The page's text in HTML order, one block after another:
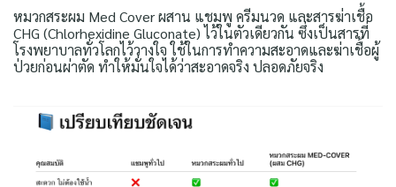
หมวกสระผม Med Cover ผสาน แชมพู ครีมนวด และสารฆ่าเชื้อ
CHG (Chlorhexidine Gluconate) ไว้ในตัวเดียวกัน ซึ่งเป็นสารที่
โรงพยาบาลทั่วโลกไว้วางใจ ใช้ในการทำความสะอาดและฆ่าเชื้อผู้
ป่วยก่อนผ่าตัด ทำให้มั่นใจได้ว่าสะอาดจริง ปลอดภัยจริง